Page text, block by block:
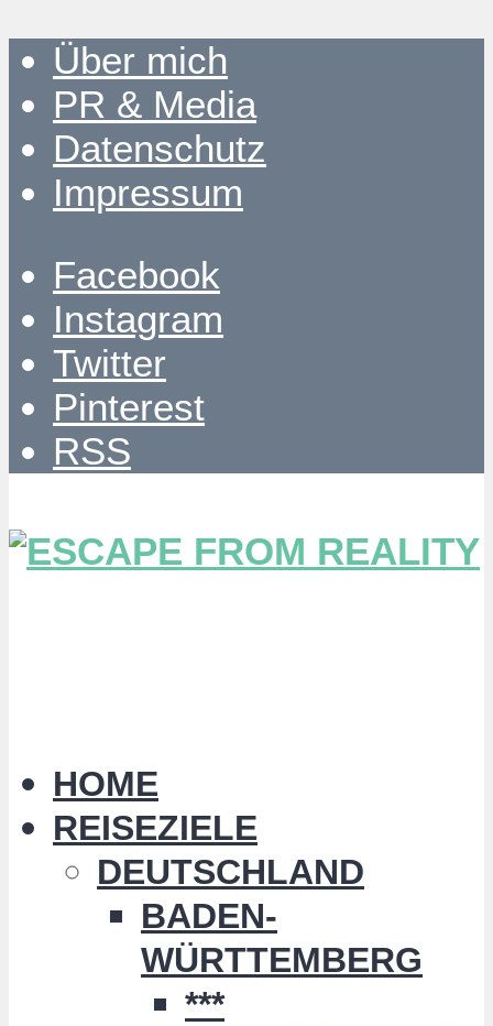
Über mich
PR & Media
Datenschutz
Impressum
Facebook
Instagram
Twitter
Pinterest
RSS
HOME
REISEZIELE
DEUTSCHLAND
BADEN-
WÜRTTEMBERG
***